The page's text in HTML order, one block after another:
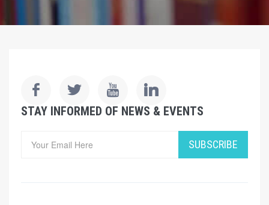
STAY INFORMED OF NEWS & EVENTS
SUBSCRIBE